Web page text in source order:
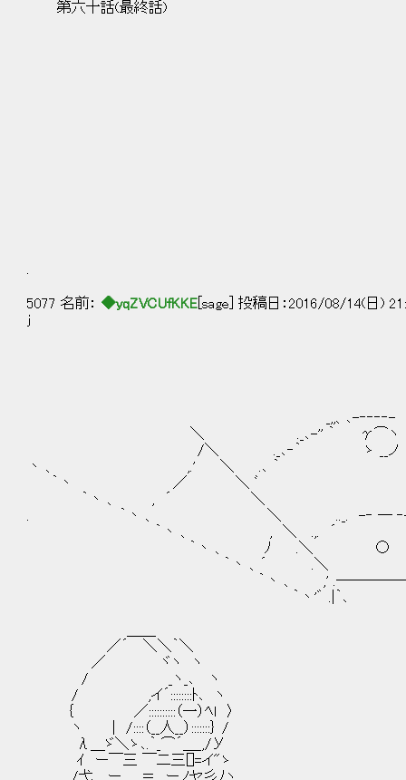
第六十話(最終話)
5077 名前： ◆yqZVCUfKKE [sage] 投稿日：2016/08/14(日)
j
_,,、､-‐‐‐‐- ､
＼ ._､-'' ｀ γ⌒ヽ
/＼ ._､‐｀ ゝ __ノ
丶 、 ,.' ＼ .､ ｀
｀丶 ／ ＼ ﾞ
｀丶 、 , ´ ＼
. ｀丶 、 ＼ .._. -‐ ─
｀丶 、 , ＼ .,. ´ ｀
｀丶 、 ﾉ .＼ ○
｀丶 、´ .＼
｀丶 、 ,' .──────
｀丶'゛ .|｀､ /| ﾞ
／´ ＼＼｀＼
／ ヾヽ ヽ
/ _ヽ_､ ヽ
/ ,イ´::::::::ﾄ､ ヽ
｛ ／::::::::::（一）ﾍｌ 〉
ヽ | /::::（__人__）:::::::｝ /
λ＿ゞ＼ゝ､.｀_⌒´＿_,/У
ｲ ー￣三 ￣二三[]=イ"ゝ